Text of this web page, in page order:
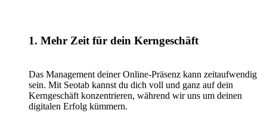
1. Mehr Zeit für dein Kerngeschäft
Das Management deiner Online-Präsenz kann zeitaufwendig
sein. Mit Seotab kannst du dich voll und ganz auf dein
Kerngeschäft konzentrieren, während wir uns um deinen
digitalen Erfolg kümmern.